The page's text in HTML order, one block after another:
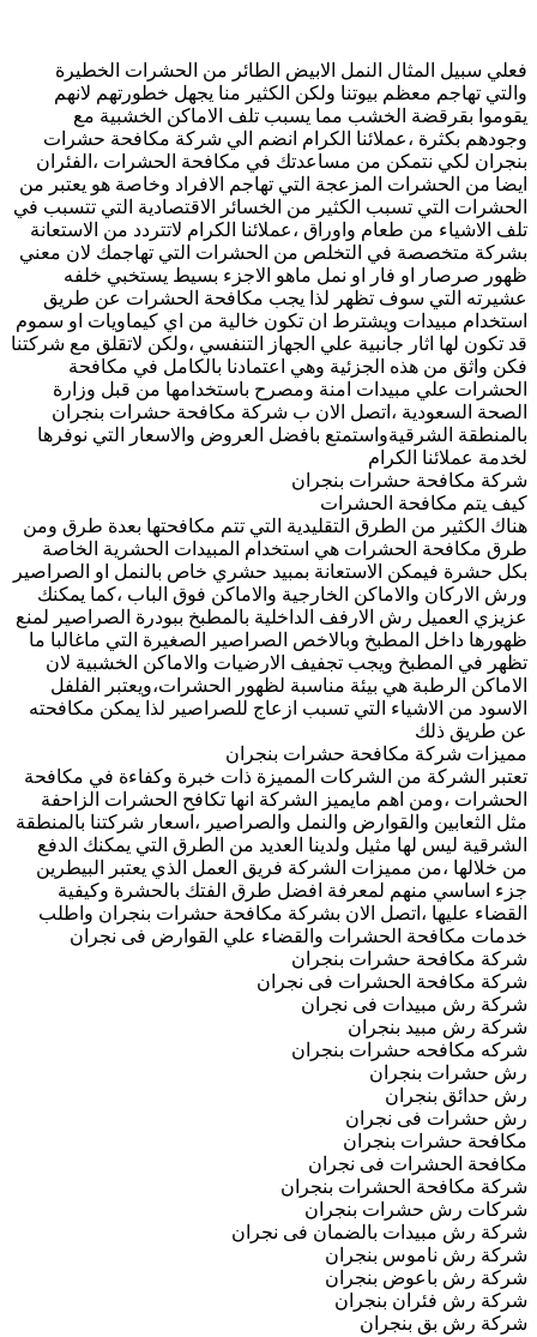
فعلي سبيل المثال النمل الابيض الطائر من الحشرات الخطيرة
والتي تهاجم معظم بيوتنا ولكن الكثير منا يجهل خطورتهم لانهم
يقوموا بقرقضة الخشب مما يسبب تلف الاماكن الخشبية مع
وجودهم بكثرة ،عملائنا الكرام انضم الي شركة مكافحة حشرات
بنجران لكي نتمكن من مساعدتك في مكافحة الحشرات ،الفئران
ايضا من الحشرات المزعجة التي تهاجم الافراد وخاصة هو يعتبر من
الحشرات التي تسبب الكثير من الخسائر الاقتصادية التي تتسبب في
تلف الاشياء من طعام واوراق ،عملائنا الكرام لاتتردد من الاستعانة
بشركة متخصصة في التخلص من الحشرات التي تهاجمك لان معني
ظهور صرصار او فار او نمل ماهو الاجزء بسيط يستخبي خلفه
عشيرته التي سوف تظهر لذا يجب مكافحة الحشرات عن طريق
استخدام مبيدات ويشترط ان تكون خالية من اي كيماويات او سموم
قد تكون لها اثار جانبية علي الجهاز التنفسي ،ولكن لاتقلق مع شركتنا
فكن واثق من هذه الجزئية وهي اعتمادنا بالكامل في مكافحة
الحشرات علي مبيدات امنة ومصرح باستخدامها من قبل وزارة
الصحة السعودية ،اتصل الان ب شركة مكافحة حشرات بنجران
بالمنطقة الشرقيةواستمتع بافضل العروض والاسعار التي نوفرها
لخدمة عملائنا الكرام
شركة مكافحة حشرات بنجران
كيف يتم مكافحة الحشرات
هناك الكثير من الطرق التقليدية التي تتم مكافحتها بعدة طرق ومن
طرق مكافحة الحشرات هي استخدام المبيدات الحشرية الخاصة
بكل حشرة فيمكن الاستعانة بمبيد حشري خاص بالنمل او الصراصير
ورش الاركان والاماكن الخارجية والاماكن فوق الباب ،كما يمكنك
عزيزي العميل رش الارفف الداخلية بالمطبخ ببودرة الصراصير لمنع
ظهورها داخل المطبخ وبالاخص الصراصير الصغيرة التي ماغالبا ما
تظهر في المطبخ ويجب تجفيف الارضيات والاماكن الخشبية لان
الاماكن الرطبة هي بيئة مناسبة لظهور الحشرات،ويعتبر الفلفل
الاسود من الاشياء التي تسبب ازعاج للصراصير لذا يمكن مكافحته
عن طريق ذلك
مميزات شركة مكافحة حشرات بنجران
تعتبر الشركة من الشركات المميزة ذات خبرة وكفاءة في مكافحة
الحشرات ،ومن اهم مايميز الشركة انها تكافح الحشرات الزاحفة
مثل الثعابين والقوارض والنمل والصراصير ،اسعار شركتنا بالمنطقة
الشرقية ليس لها مثيل ولدينا العديد من الطرق التي يمكنك الدفع
من خلالها ،من مميزات الشركة فريق العمل الذي يعتبر البيطرين
جزء اساسي منهم لمعرفة افضل طرق الفتك بالحشرة وكيفية
القضاء عليها ،اتصل الان بشركة مكافحة حشرات بنجران واطلب
خدمات مكافحة الحشرات والقضاء علي القوارض فى نجران
شركة مكافحة حشرات بنجران
شركة مكافحة الحشرات فى نجران
شركة رش مبيدات فى نجران
شركة رش مبيد بنجران
شركه مكافحه حشرات بنجران
رش حشرات بنجران
رش حدائق بنجران
رش حشرات فى نجران
مكافحة حشرات بنجران
مكافحة الحشرات فى نجران
شركة مكافحة الحشرات بنجران
شركات رش حشرات بنجران
شركة رش مبيدات بالضمان فى نجران
شركة رش ناموس بنجران
شركة رش باعوض بنجران
شركة رش فئران بنجران
شركة رش بق بنجران